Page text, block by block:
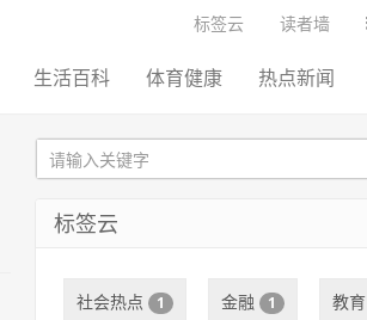
标签云 读者墙
生活百科 体育健康 热点新闻
标签云
社会热点 1 金融 1 教育